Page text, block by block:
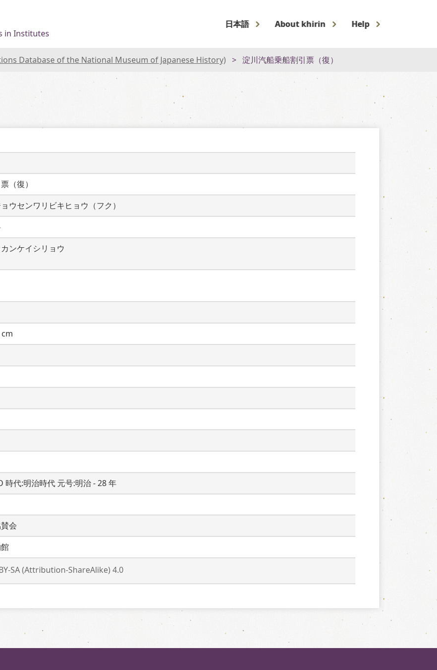
in Institutes
日本語 About khirin Help
Database of the National Museum of Japanese History) 淀川汽船乗船割引票（復）
（復）
ウセンワリビキヒョウ（フク）
ンケイシリョウ
時代:明治時代 元号:明治 - 28 年
会
SA (Attribution-ShareAlike) 4.0